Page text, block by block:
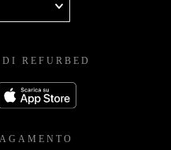
REFURBED